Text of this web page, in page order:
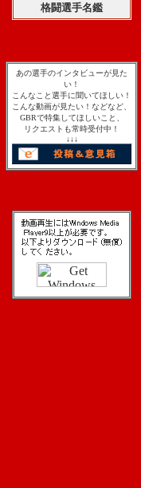
格闘選手名鑑
あの選手のインタビューが見た
い！
こんなこと選手に聞いてほしい！
こんな動画が見たい！などなど、
GBRで特集してほしいこと、
リクエストも常時受付中！
↓↓↓